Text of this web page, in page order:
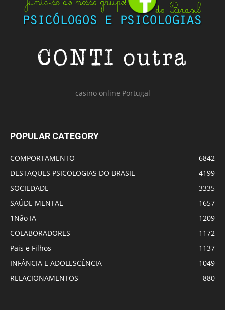
casino online Portugal
POPULAR CATEGORY
COMPORTAMENTO
6842
DESTAQUES PSICOLOGIAS DO BRASIL
4199
SOCIEDADE
3335
SAÚDE MENTAL
1657
1Não IA
1209
COLABORADORES
1172
Pais e Filhos
1137
INFÂNCIA E ADOLESCÊNCIA
1049
RELACIONAMENTOS
880